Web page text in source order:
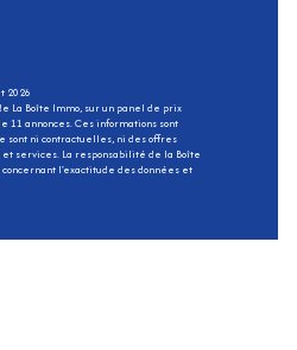
2026
La Boîte Immo, sur un panel de prix
11 annonces. Ces informations sont
ni contractuelles, ni des offres
services. La responsabilité de la Boîte
l'exactitude des données et